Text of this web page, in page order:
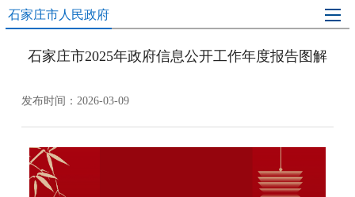
石家庄市人民政府
石家庄市2025年政府信息公开工作年度报告图解
发布时间：2026-03-09